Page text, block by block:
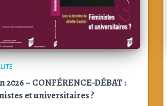
2026 – CONFÉRENCE-DÉBAT :
et universitaires ?